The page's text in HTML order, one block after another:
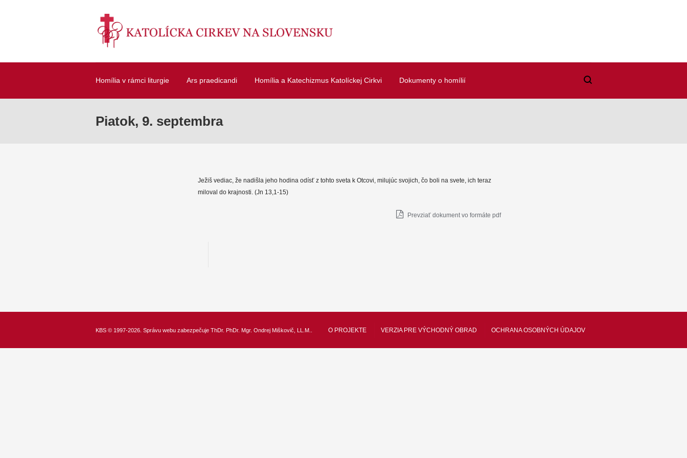
Homília v rámci liturgie Ars praedicandi Homília a Katechizmus Katolíckej Cirkvi Dokumenty o homílií
Piatok, 9. septembra
Ježiš vediac, že nadišla jeho hodina odísť z tohto sveta k Otcovi, milujúc svojich, čo boli na svete, ich teraz
miloval do krajnosti. (Jn 13,1-15)
Prevziať dokument vo formáte pdf
KBS © 1997-2026. Správu webu zabezpečuje ThDr. PhDr. Mgr. Ondrej Miškovič, LL.M. O PROJEKTE VERZIA PRE VÝCHODNÝ OBRAD OCHRANA OSOBNÝCH ÚDAJOV